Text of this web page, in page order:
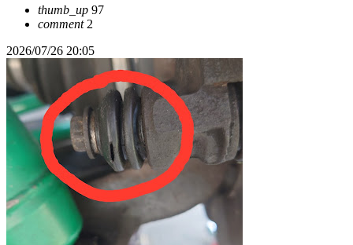
thumb_up 97
comment2
2026/07/26 20:05